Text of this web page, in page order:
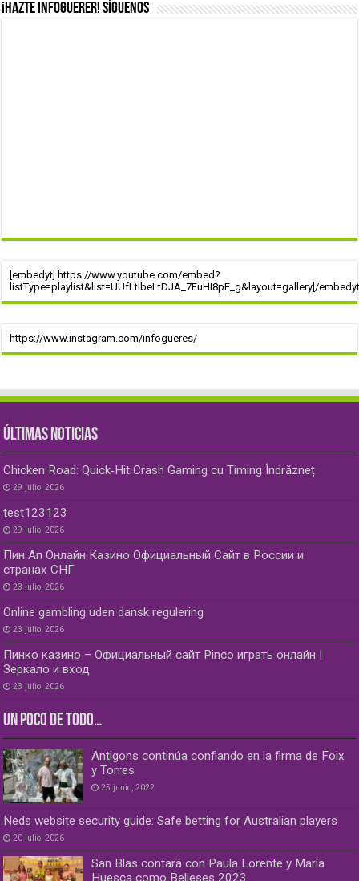
¡Hazte infoguerer! Síguenos
[embedyt] https://www.youtube.com/embed?
listType=playlist&list=UUfLtIbeLtDJA_7FuHI8pF_g&layout=gallery[/
https://www.instagram.com/infogueres/
ÚLTIMAS NOTICIAS
Chicken Road: Quick‑Hit Crash Gaming cu Timing Îndrăzneț
29 julio, 2026
test123123
29 julio, 2026
Пин Ап Онлайн Казино Официальный Сайт в России и
странах СНГ
23 julio, 2026
Online gambling uden dansk regulering
23 julio, 2026
Пинко казино – Официальный сайт Pinco играть онлайн |
Зеркало и вход
23 julio, 2026
UN POCO DE TODO…
Antigons continúa confiando en la firma de Foix
y Torres
25 junio, 2022
Neds website security guide: Safe betting for Australian players
20 julio, 2026
San Blas contará con Paula Lorente y María
Huesca como Belleses 2023